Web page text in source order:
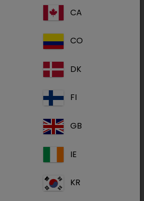
für Hunde und
CA
CO
DK
FI
GB
IE
KR